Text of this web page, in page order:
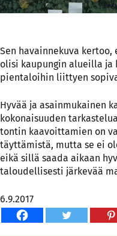
Sen havainnekuva
olisi kaupungin alueilla
pientaloihin liittyen
Hyvää ja asainmukainen
kokonaisuuden
tontin kaavoittamien on
täyttämistä, mutta se ei
eikä sillä saada aikaan
taloudellisesti järkevää
6.9.2017